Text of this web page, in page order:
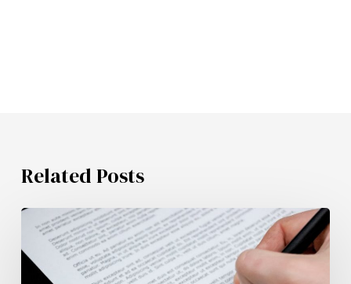
Related Posts